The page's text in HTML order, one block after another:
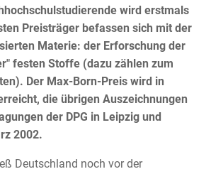
wird erstmals
Preisträger befassen sich mit der
Materie: der Erforschung der
festen Stoffe (dazu zählen zum
Der Max-Born-Preis wird in
die übrigen Auszeichnungen
der DPG in Leipzig und
2002.
Deutschland noch vor der